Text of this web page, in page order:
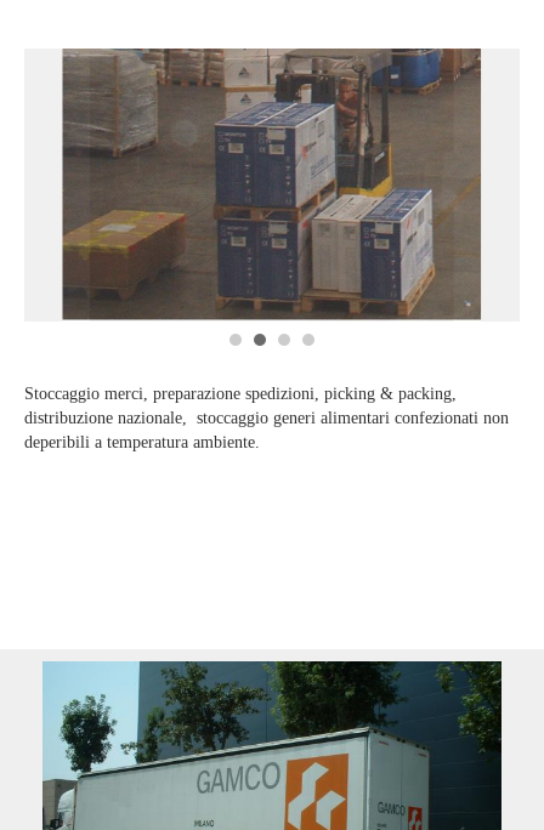
1 2 3 4
Stoccaggio merci, preparazione spedizioni, picking & packing,
distribuzione nazionale, stoccaggio generi alimentari confezionati non
deperibili a temperatura ambiente.